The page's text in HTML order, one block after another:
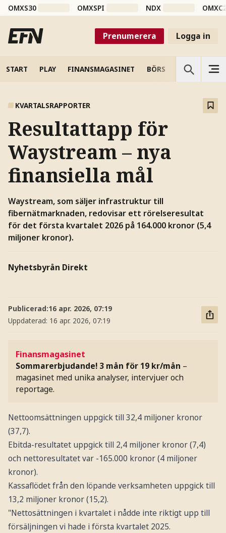
OMXS30 OMXSPI NDX
Prenumerera Logga in
START PLAY FINANSMAGASINET BÖRS VETENSKAP
KVARTALSRAPPORTER
Resultattapp för
Waystream – nya
finansiella mål
Waystream, som säljer infrastruktur till
fibernätmarknaden, redovisar ett rörelseresultat
för det första kvartalet 2026 på 164.000 kronor (5,4
miljoner kronor).
Nyhetsbyrån Direkt
Publicerad:16 apr. 2026, 07:19
Uppdaterad: 16 apr. 2026, 07:19
Finansmagasinet
Sommarerbjudande! 3 mån för 19 kr/mån –
magasinet med unika analyser, intervjuer och
reportage.
Nettoomsättningen uppgick till 32,4 miljoner kronor
(37,7).
Ebitda-resultatet uppgick till 2,4 miljoner kronor (7,4)
och nettoresultatet var -165.000 kronor (4 miljoner
kronor).
Kassaflödet från den löpande verksamheten uppgick till
13,2 miljoner kronor (15,2).
"Nettosättningen i kvartalet i nådde inte riktigt upp till
försäljningen vi hade i första kvartalet 2025.